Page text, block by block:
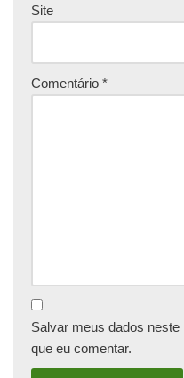
Site
Comentário *
Salvar meus dados
que eu comentar.